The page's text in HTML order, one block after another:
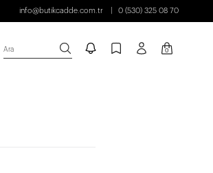
info@butikcadde.com.tr 0 (530) 325 08 70
Ara 0